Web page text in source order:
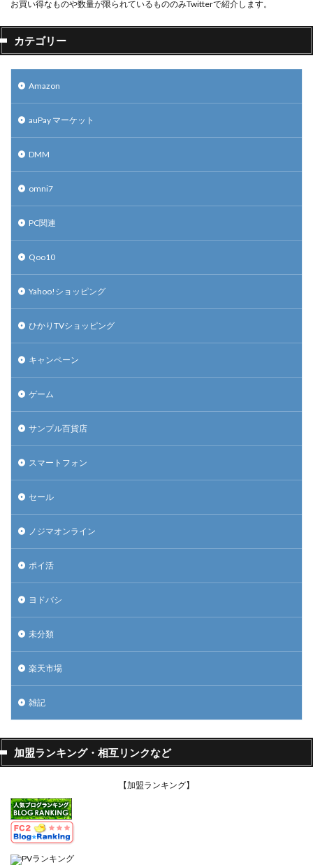
お買い得なものや数量が限られているもののみTwitterで紹介します。
カテゴリー
Amazon
auPay マーケット
DMM
omni7
PC関連
Qoo10
Yahoo!ショッピング
ひかりTVショッピング
キャンペーン
ゲーム
サンプル百貨店
スマートフォン
セール
ノジマオンライン
ポイ活
ヨドバシ
未分類
楽天市場
雑記
加盟ランキング・相互リンクなど
【加盟ランキング】